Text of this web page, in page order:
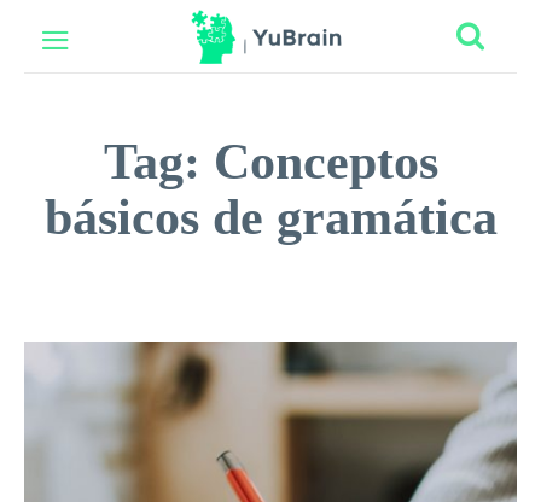
Tag: Conceptos
básicos de gramática